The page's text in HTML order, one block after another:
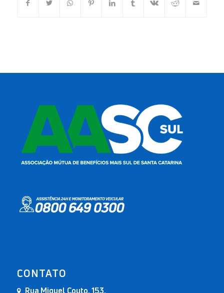
CONTATO
Rua Miguel Couto, 153,